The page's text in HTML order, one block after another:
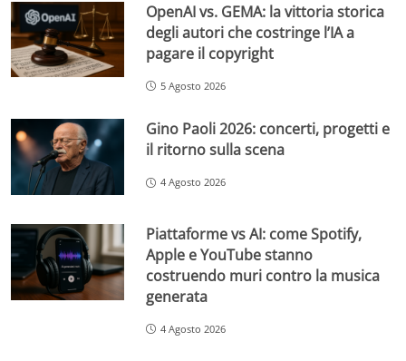
OpenAI vs. GEMA: la vittoria storica
degli autori che costringe l’IA a
pagare il copyright
5 Agosto 2026
Gino Paoli 2026: concerti, progetti e
il ritorno sulla scena
4 Agosto 2026
Piattaforme vs AI: come Spotify,
Apple e YouTube stanno
costruendo muri contro la musica
generata
4 Agosto 2026